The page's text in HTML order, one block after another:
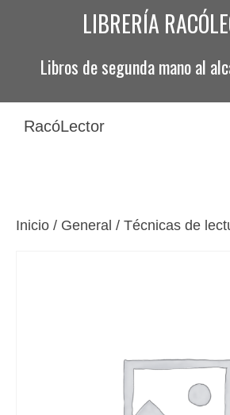
LIBRERÍA
Libros de segunda mano al
RacóLector
Inicio / General / Técnicas de